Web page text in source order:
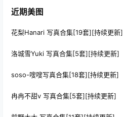
近期美图
花梨Hanari 写真合集[19套][持续更新]
洛城雪Yuki 写真合集[5套][持续更新]
soso-嗖嗖写真合集[18套][持续更新]
冉冉不甜v 写真合集[5套][持续更新]